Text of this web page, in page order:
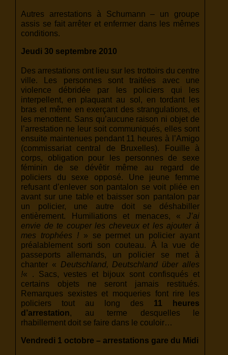
Autres arrestations à Schumann – un groupe
assis se fait arrêter et enfermer dans les mêmes
conditions.
Jeudi 30 septembre 2010
Des arrestations ont lieu sur les trottoirs du centre
ville. Les personnes sont traitées avec une
violence débridée par les policiers qui les
interpellent, en plaquant au sol, en tordant les
bras et même en exerçant des strangulations, et
les menottent. Sans qu’aucune raison ni objet de
l’arrestation ne leur soit communiqués, elles sont
ensuite maintenues pendant 11 heures à l’Amigo
(commissariat central de Bruxelles). Fouille à
corps, obligation pour les personnes de sexe
féminin de se dévêtir même au regard de
policiers du sexe opposé. Une jeune femme
refusant d’enlever son pantalon se voit pliée en
avant sur une table et baisser son pantalon par
un policier, une autre doit se déshabiller
entièrement. Humiliations et menaces, « J’ai
envie de te couper les cheveux et les ajouter à
mes trophées !» se permet un policier ayant
préalablement sorti son couteau. À la vue de
passeports allemands, un policier se met à
chanter « Deutschland, Deutschland über alles
!« . Sacs, vestes et bijoux sont confisqués et
certains objets ne seront jamais restitués.
Remarques sexistes et moqueries font rire les
policiers tout au long des 11 heures
d’arrestation, au terme desquelles le
rhabillement doit se faire dans le couloir…
Vendredi 1 octobre – arrestations gare du Midi